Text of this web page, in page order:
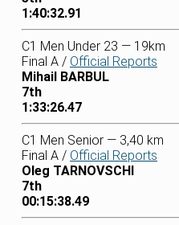
1:40:32.91
C1 Men Under 23 — 19km
Final A / Official Reports
Mihail BARBUL
7th
1:33:26.47
C1 Men Senior — 3,40 km
Final A / Official Reports
Oleg TARNOVSCHI
7th
00:15:38.49